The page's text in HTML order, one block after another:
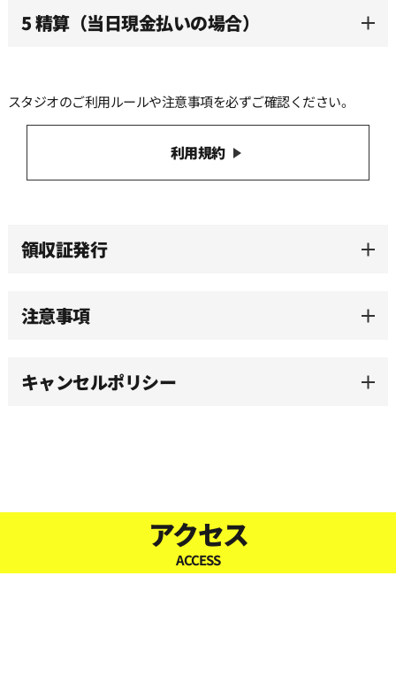
16:00
5 精算（当日現金払いの場合）
スタジオのご利用ルールや注意事項を必ずご確認ください。
利用規約
領収証発行
注意事項
キャンセルポリシー
アクセス
ACCESS